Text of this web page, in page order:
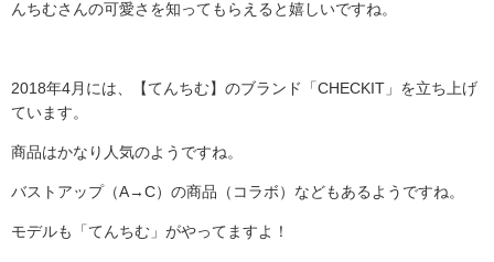
んちむさんの可愛さを知ってもらえると嬉しいですね。
2018年4月には、【てんちむ】のブランド「CHECKIT」を立ち上げ
ています。
商品はかなり人気のようですね。
バストアップ（A→C）の商品（コラボ）などもあるようですね。
モデルも「てんちむ」がやってますよ！